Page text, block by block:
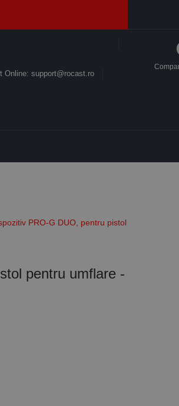
Online: support@rocast.ro
PRO-G DUO, pentru pistol
pentru umflare -